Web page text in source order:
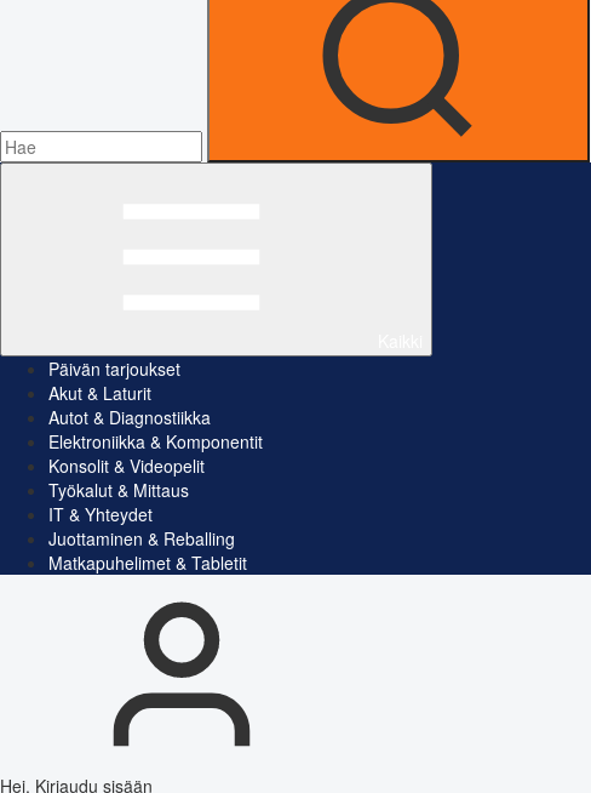
Päivän tarjoukset
Akut & Laturit
Autot & Diagnostiikka
Elektroniikka & Komponentit
Konsolit & Videopelit
Työkalut & Mittaus
IT & Yhteydet
Juottaminen & Reballing
Matkapuhelimet & Tabletit
Hei, Kirjaudu sisään